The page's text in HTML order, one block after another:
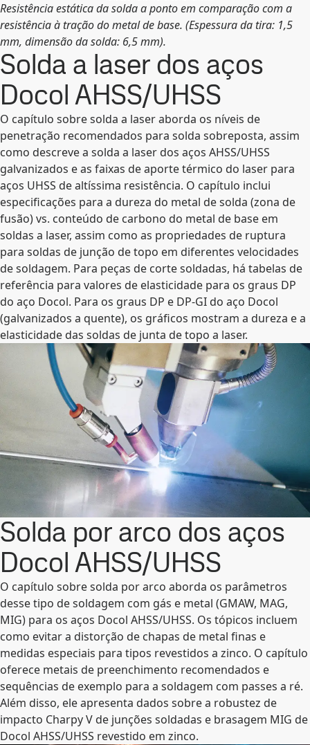
Resistência estática da solda a ponto em comparação com a
resistência à tração do metal de base. (Espessura da tira: 1,5
mm, dimensão da solda: 6,5 mm).
Solda a laser dos aços
Docol AHSS/UHSS
O capítulo sobre solda a laser aborda os níveis de
penetração recomendados para solda sobreposta, assim
como descreve a solda a laser dos aços AHSS/UHSS
galvanizados e as faixas de aporte térmico do laser para
aços UHSS de altíssima resistência. O capítulo inclui
especificações para a dureza do metal de solda (zona de
fusão) vs. conteúdo de carbono do metal de base em
soldas a laser, assim como as propriedades de ruptura
para soldas de junção de topo em diferentes velocidades
de soldagem. Para peças de corte soldadas, há tabelas de
referência para valores de elasticidade para os graus DP
do aço Docol. Para os graus DP e DP-GI do aço Docol
(galvanizados a quente), os gráficos mostram a dureza e a
elasticidade das soldas de junta de topo a laser.
Solda por arco dos aços
Docol AHSS/UHSS
O capítulo sobre solda por arco aborda os parâmetros
desse tipo de soldagem com gás e metal (GMAW, MAG,
MIG) para os aços Docol AHSS/UHSS. Os tópicos incluem
como evitar a distorção de chapas de metal finas e
medidas especiais para tipos revestidos a zinco. O capítulo
oferece metais de preenchimento recomendados e
sequências de exemplo para a soldagem com passes a ré.
Além disso, ele apresenta dados sobre a robustez de
impacto Charpy V de junções soldadas e brasagem MIG de
Docol AHSS/UHSS revestido em zinco.